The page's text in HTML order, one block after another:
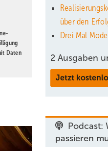
Daten
über den
Drei Mal
2 Ausgaben
Jetzt
Podcast:
passieren